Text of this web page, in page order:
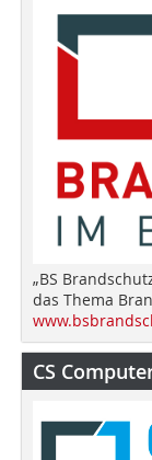
„BS
das Thema
CS